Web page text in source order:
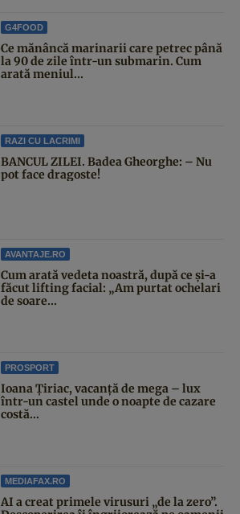
G4FOOD
Ce mănâncă marinarii care petrec până
la 90 de zile într-un submarin. Cum
arată meniul...
RAZI CU LACRIMI
BANCUL ZILEI. Badea Gheorghe: – Nu
pot face dragoste!
AVANTAJE.RO
Cum arată vedeta noastră, după ce și-a
făcut lifting facial: „Am purtat ochelari
de soare...
PROSPORT
Ioana Țiriac, vacanță de mega – lux
într-un castel unde o noapte de cazare
costă...
MEDIAFAX.RO
AI a creat primele virusuri „de la zero”.